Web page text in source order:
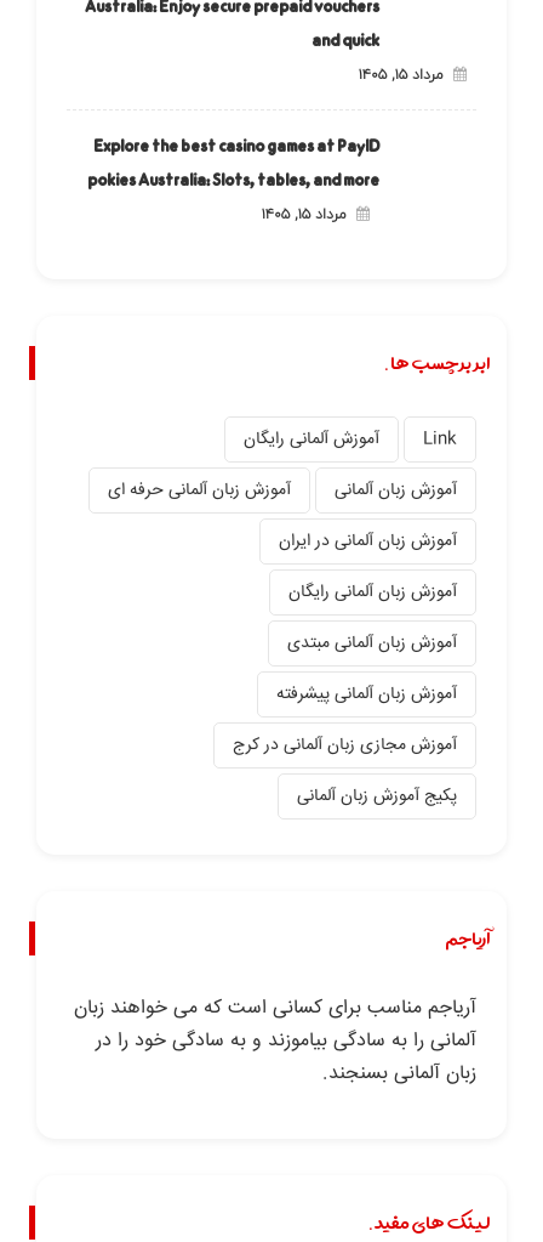
and quick
مرداد ۱۵, ۱۴۰۵
Explore the best casino games at PayID
pokies Australia: Slots, tables, and more
مرداد ۱۵, ۱۴۰۵
ابر برچسب ها.
Link
آموزش آلمانی رایگان
آموزش زبان آلمانی
آموزش زبان آلمانی حرفه ای
آموزش زبان آلمانی در ایران
آموزش زبان آلمانی رایگان
آموزش زبان آلمانی مبتدی
آموزش زبان آلمانی پیشرفته
آموزش مجازی زبان آلمانی در کرج
پکیج آموزش زبان آلمانی
آریاجم
آریاجم مناسب برای کسانی است که می خواهند زبان
آلمانی را به سادگی بیاموزند و به سادگی خود را در
زبان آلمانی بسنجند.
لینک های مفید.